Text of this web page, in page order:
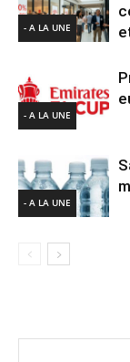
- A LA UNE
- A LA UNE
- A LA UNE